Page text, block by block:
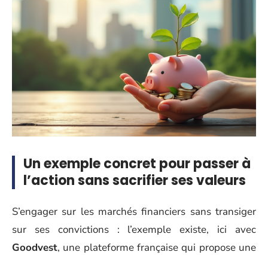
Un exemple concret pour passer à
l’action sans sacrifier ses valeurs
S’engager sur les marchés financiers sans transiger
sur ses convictions : l’exemple existe, ici avec
Goodvest, une plateforme française qui propose une